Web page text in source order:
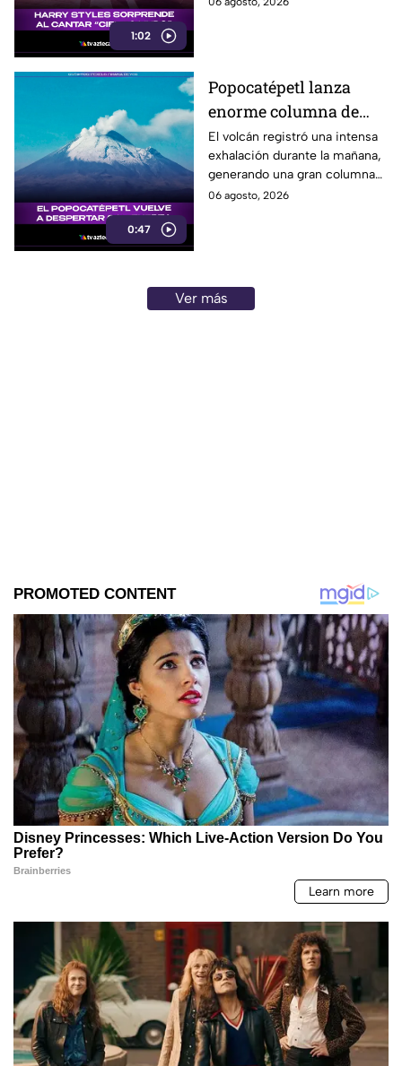
1:02
0:47
Popocatépetl lanza
enorme columna de
ceniza este 6 de agosto
El volcán registró una intensa
exhalación durante la mañana,
generando una gran columna
de ceniza visible desde
06 agosto, 2026
Ver más